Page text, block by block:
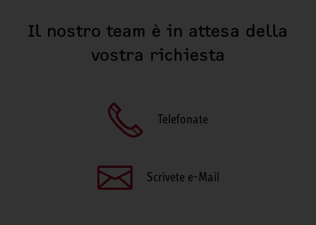
Il nostro team è in attesa della
vostra richiesta
Telefonate
Scrivete e-Mail